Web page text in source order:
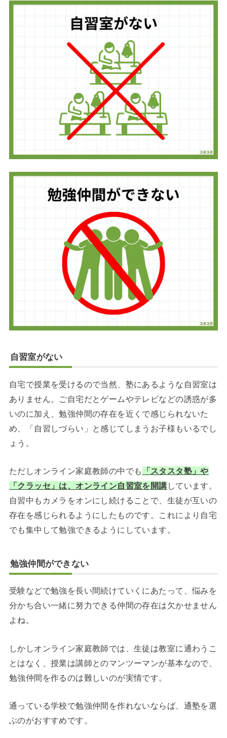
自習室がない
自宅で授業を受けるので当然、塾にあるような自習室は
ありません。ご自宅だとゲームやテレビなどの誘惑が多
いのに加え、勉強仲間の存在を近くで感じられないた
め、「自習しづらい」と感じてしまうお子様もいるでし
ょう。
ただしオンライン家庭教師の中でも
「スタスタ塾」や
「クラッセ」は、オンライン自習室を開講 しています。
自習中もカメラをオンにし続けることで、生徒が互いの
存在を感じられるようにしたものです。これにより自宅
でも集中して勉強できるようにしています。
勉強仲間ができない
受験などで勉強を長い間続けていくにあたって、悩みを
分かち合い一緒に努力できる仲間の存在は欠かせません
よね。
しかしオンライン家庭教師では、生徒は教室に通わうこ
とはなく、授業は講師とのマンツーマンが基本なので、
勉強仲間を作るのは難しいのが実情です。
通っている学校で勉強仲間を作れないならば、通塾を選
ぶのがおすすめです。